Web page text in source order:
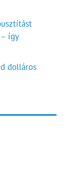
így
dolláros